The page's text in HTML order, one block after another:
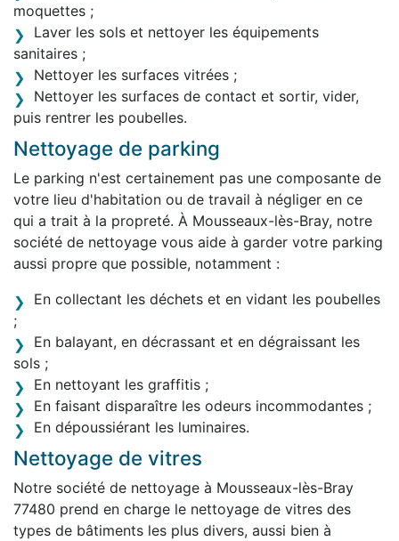
moquettes ;
Laver les sols et nettoyer les équipements
sanitaires ;
Nettoyer les surfaces vitrées ;
Nettoyer les surfaces de contact et sortir, vider,
puis rentrer les poubelles.
Nettoyage de parking
Le parking n'est certainement pas une composante de
votre lieu d'habitation ou de travail à négliger en ce
qui a trait à la propreté. À Mousseaux-lès-Bray, notre
société de nettoyage vous aide à garder votre parking
aussi propre que possible, notamment :
En collectant les déchets et en vidant les poubelles
;
En balayant, en décrassant et en dégraissant les
sols ;
En nettoyant les graffitis ;
En faisant disparaître les odeurs incommodantes ;
En dépoussiérant les luminaires.
Nettoyage de vitres
Notre société de nettoyage à Mousseaux-lès-Bray
77480 prend en charge le nettoyage de vitres des
types de bâtiments les plus divers, aussi bien à